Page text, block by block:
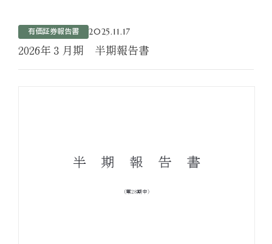
運営ホテル
有価証券報告書 2025.11.17
2026年３月期 半期報告書